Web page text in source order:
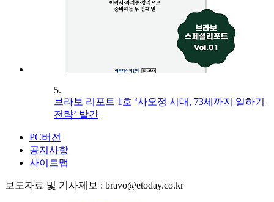
5.
브라보 리포트 1호 ‘사오정 시대, 73세까지 일하기
전략’ 발간
PC버전
공지사항
사이트맵
보도자료 및 기사제보 : bravo@etoday.co.kr